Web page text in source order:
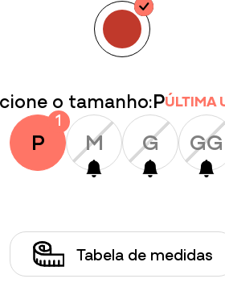
o tamanho:PÚLTIMA
P M G GG
Tabela de medidas